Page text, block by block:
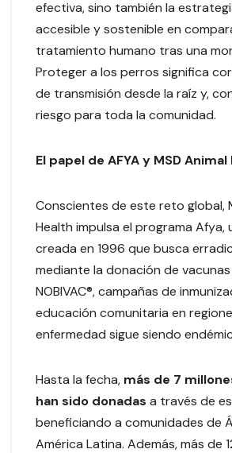
efectiva, sino también la
accesible y sostenible en
tratamiento humano tras una
Proteger a los perros significa
de transmisión desde la raíz y,
riesgo para toda la comunidad.
El papel de AFYA y MSD
Conscientes de este reto global,
Health impulsa el programa Afya,
creada en 1996 que busca
mediante la donación de
NOBIVAC®, campañas de
educación comunitaria en
enfermedad sigue siendo
Hasta la fecha, más de 7
han sido donadas a través de
beneficiando a comunidades de
América Latina. Además, más de